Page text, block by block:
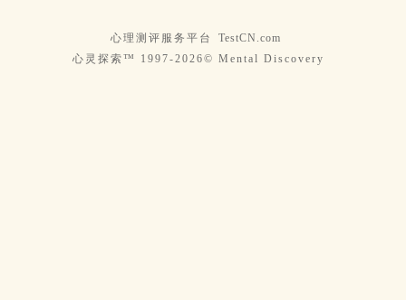
心理测评服务平台
TestCN.com
心灵探索™ 1997-2026© Mental Discovery